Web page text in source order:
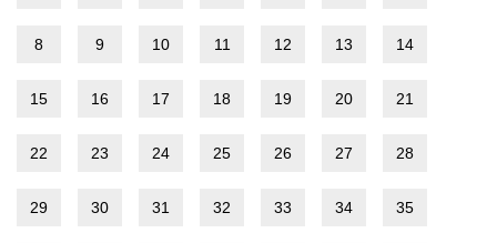
8 9 10 11 12 13 14
15 16 17 18 19 20 21
22 23 24 25 26 27 28
29 30 31 32 33 34 35